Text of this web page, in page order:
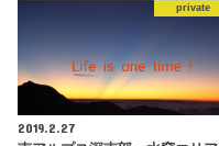
private
2019.2.27